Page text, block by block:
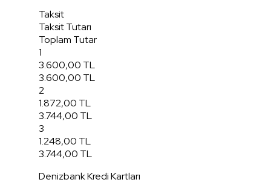
Taksit
Taksit Tutarı
Toplam Tutar
1
3.600,00 TL
3.600,00 TL
2
1.872,00 TL
3.744,00 TL
3
1.248,00 TL
3.744,00 TL
Denizbank Kredi Kartları